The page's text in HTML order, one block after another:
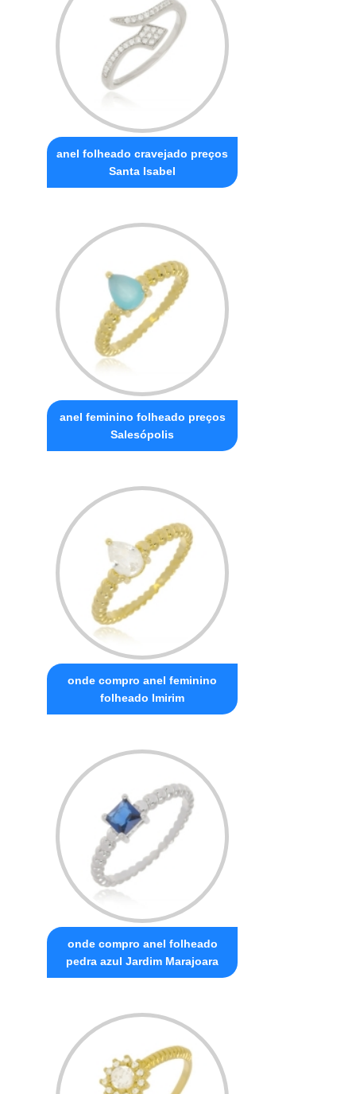
anel folheado cravejado preços
Santa Isabel
anel feminino folheado preços
Salesópolis
onde compro anel feminino
folheado Imirim
onde compro anel folheado
pedra azul Jardim Marajoara